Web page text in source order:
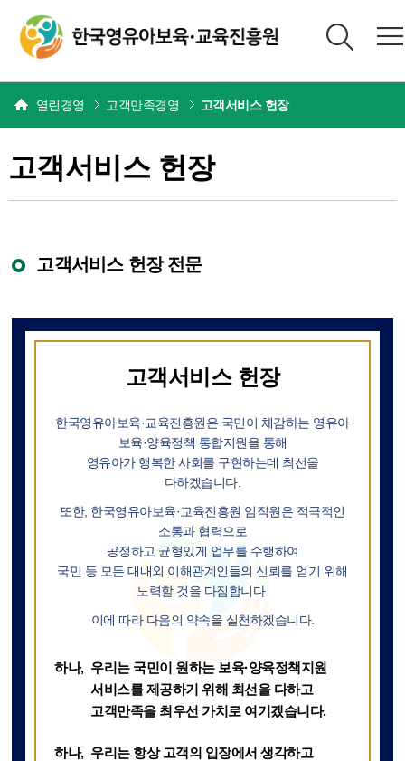
열린경영 고객만족경영 고객서비스 헌장
고객서비스 헌장
고객서비스 헌장 전문
고객서비스 헌장
한국영유아보육·교육진흥원은 국민이 체감하는 영유아
보육·양육정책 통합지원을 통해
영유아가 행복한 사회를 구현하는데 최선을
다하겠습니다.
또한, 한국영유아보육·교육진흥원 임직원은 적극적인
소통과 협력으로
공정하고 균형있게 업무를 수행하여
국민 등 모든 대내외 이해관계인들의 신뢰를 얻기 위해
노력할 것을 다짐합니다.
이에 따라 다음의 약속을 실천하겠습니다.
우리는 국민이 원하는 보육·양육정책지원
서비스를 제공하기 위해 최선을 다하고
고객만족을 최우선 가치로 여기겠습니다.
우리는 항상 고객의 입장에서 생각하고